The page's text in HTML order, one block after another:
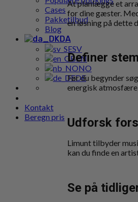
Cases
Pakketilbud
Blog
DA
SV
EN
NO
DE
Kontakt
Beregn pris
At planlægge et
for dine gæster.
en løsning på dette
Definer
Før du begynder
energisk
Udforsk
Limunt tilbyder
kan du finde en
Se på